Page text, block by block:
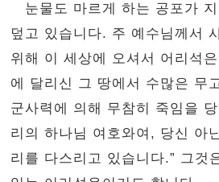
눈물도 마르게 하는 공포가 지
덮고 있습니다. 주 예수님께서
위해 이 세상에 오셔서 어리석
에 달리신 그 땅에서 수많은 무
군사력에 의해 무참히 죽임을
리의 하나님 여호와여, 당신 아
리를 다스리고 있습니다.” 그것